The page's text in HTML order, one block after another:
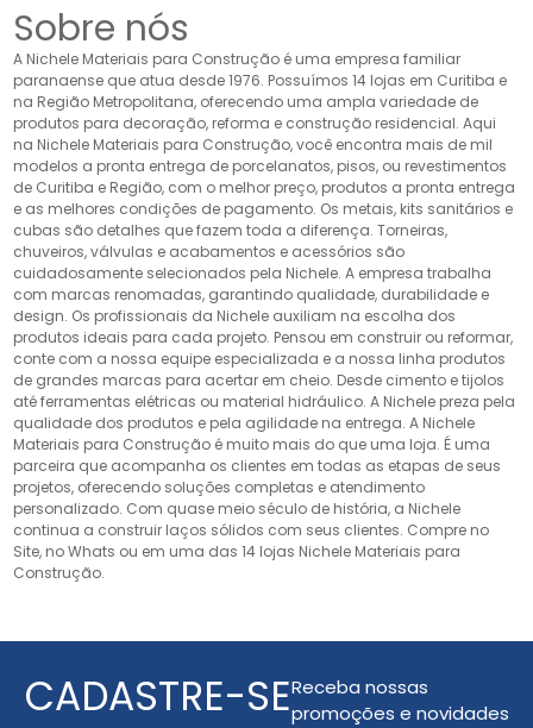
Sobre nós
A Nichele Materiais para Construção é uma empresa familiar
paranaense que atua desde 1976. Possuímos 14 lojas em Curitiba e
na Região Metropolitana, oferecendo uma ampla variedade de
produtos para decoração, reforma e construção residencial. Aqui
na Nichele Materiais para Construção, você encontra mais de mil
modelos a pronta entrega de porcelanatos, pisos, ou revestimentos
de Curitiba e Região, com o melhor preço, produtos a pronta entrega
e as melhores condições de pagamento. Os metais, kits sanitários e
cubas são detalhes que fazem toda a diferença. Torneiras,
chuveiros, válvulas e acabamentos e acessórios são
cuidadosamente selecionados pela Nichele. A empresa trabalha
com marcas renomadas, garantindo qualidade, durabilidade e
design. Os profissionais da Nichele auxiliam na escolha dos
produtos ideais para cada projeto. Pensou em construir ou reformar,
conte com a nossa equipe especializada e a nossa linha produtos
de grandes marcas para acertar em cheio. Desde cimento e tijolos
até ferramentas elétricas ou material hidráulico. A Nichele preza pela
qualidade dos produtos e pela agilidade na entrega. A Nichele
Materiais para Construção é muito mais do que uma loja. É uma
parceira que acompanha os clientes em todas as etapas de seus
projetos, oferecendo soluções completas e atendimento
personalizado. Com quase meio século de história, a Nichele
continua a construir laços sólidos com seus clientes. Compre no
Site, no Whats ou em uma das 14 lojas Nichele Materiais para
Construção.
CADASTRE-SEReceba nossas
promoções e novidades